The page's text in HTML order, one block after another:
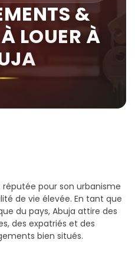
&
LOUER À
réputée pour son urbanisme
de vie élevée. En tant que
du pays, Abuja attire des
des expatriés et des
bien situés.